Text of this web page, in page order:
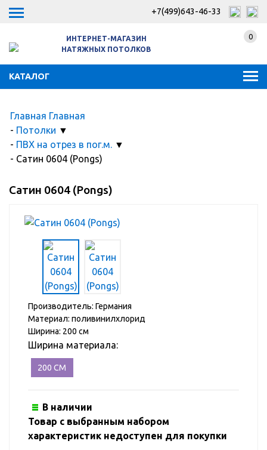
+7(499)643-46-33
ИНТЕРНЕТ-МАГАЗИН
НАТЯЖНЫХ ПОТОЛКОВ
КАТАЛОГ
0
Главная Главная
- Потолки ▼
- ПВХ на отрез в пог.м. ▼
- Сатин 0604 (Pongs)
Сатин 0604 (Pongs)
Производитель: Германия
Материал: поливинилхлорид
Ширина: 200 см
Ширина материала:
200 СМ
В наличии
Товар с выбранным набором
характеристик недоступен для покупки